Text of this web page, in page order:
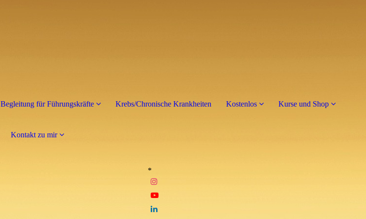
Begleitung für Führungskräfte Krebs/Chronische Krankheiten Kostenlos Kurse und Shop
Kontakt zu mir
*